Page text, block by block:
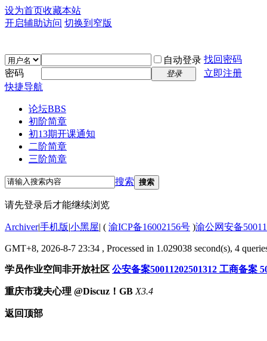
设为首页收藏本站
开启辅助访问 切换到窄版
自动登录 找回密码
密码
登录
立即注册
快捷导航
论坛BBS
初阶简章
初13期开课通知
二阶简章
三阶简章
搜索 搜索
请先登录后才能继续浏览
Archiver|手机版|小黑屋| ( 渝ICP备16002156号 )渝公网安备
GMT+8, 2026-8-7 23:34 , Processed in 1.029038 second(s), 4
学员作业空间非开放社区 公安备案50011202501312 工商备案
重庆市珑夫心理 @Discuz！GB X3.4
返回顶部